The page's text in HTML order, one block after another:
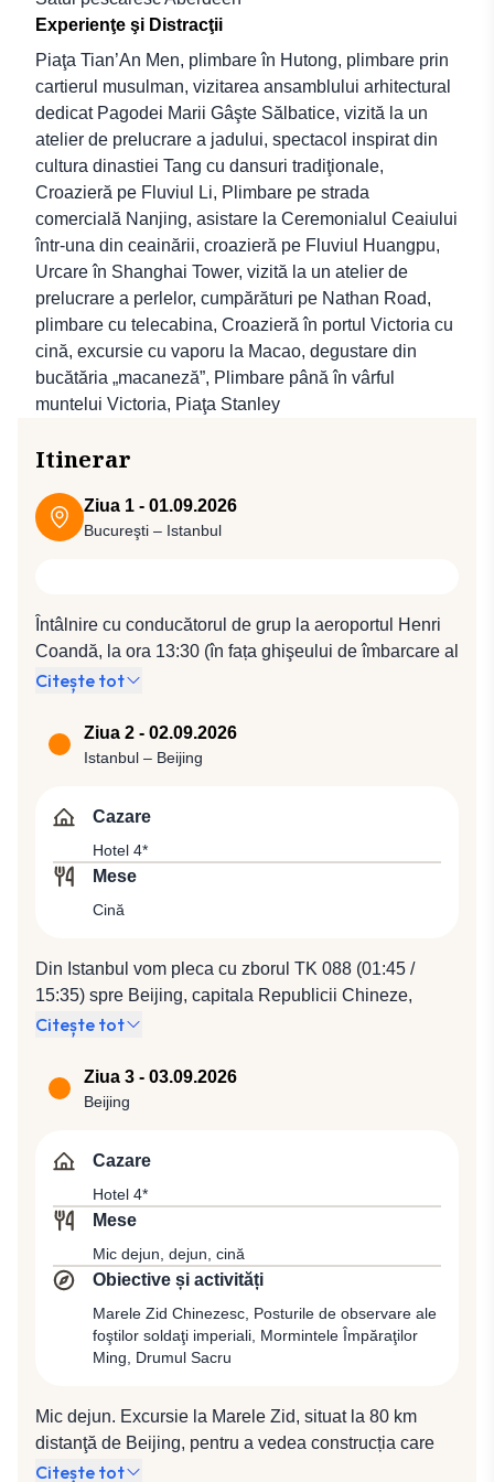
Experienţe şi Distracţii
Piaţa Tian’An Men, plimbare în Hutong, plimbare prin
cartierul musulman, vizitarea ansamblului arhitectural
dedicat Pagodei Marii Gâşte Sălbatice, vizită la un
atelier de prelucrare a jadului, spectacol inspirat din
cultura dinastiei Tang cu dansuri tradiţionale,
Croazieră pe Fluviul Li, Plimbare pe strada
comercială Nanjing, asistare la Ceremonialul Ceaiului
într-una din ceainării, croazieră pe Fluviul Huangpu,
Urcare în Shanghai Tower, vizită la un atelier de
prelucrare a perlelor, cumpărături pe Nathan Road,
plimbare cu telecabina, Croazieră în portul Victoria cu
cină, excursie cu vaporu la Macao, degustare din
bucătăria „macaneză”, Plimbare până în vârful
muntelui Victoria, Piaţa Stanley
Itinerar
Ziua 1 - 01.09.2026
Bucureşti – Istanbul
Întâlnire cu conducătorul de grup la aeroportul Henri
Coandă, la ora 13:30 (în fața ghişeului de îmbarcare al
companiei Turkish Airlines). Plecare spre Istanbul cu
17:30).
Citește tot
Ziua 2 - 02.09.2026
Istanbul – Beijing
Cazare
Hotel 4*
Mese
Cină
Din Istanbul vom pleca cu zborul TK 088 (01:45 /
15:35) spre Beijing, capitala Republicii Chineze,
cunoscută şi sub vechiul nume Peking, care
este perceput de chinezi ca „un tărâm al făgăduinţei”,
datorită posibilităţilor multiple de petrecere a timpului
încărcate de istorie oraşe ale Chinei, deţinând o
expuse în mai mult de 50 de muzee, numeroase teatre
şi centre culturale. Întâlnire cu ghidul local, care ne va
însoţi pentru cină la un restaurant local şi cazare la
hotel 4*.
Citește tot
Ziua 3 - 03.09.2026
Beijing
Cazare
Hotel 4*
Mese
Mic dejun, dejun, cină
Obiective și activități
Marele Zid Chinezesc, Posturile de observare ale
foştilor soldaţi imperiali, Mormintele Împăraţilor
Ming, Drumul Sacru
Mic dejun. Excursie la Marele Zid, situat la 80 km
distanţă de Beijing, pentru a vedea construcția care
este simbolul Chinei antice, cu o lungime de peste
Citește tot